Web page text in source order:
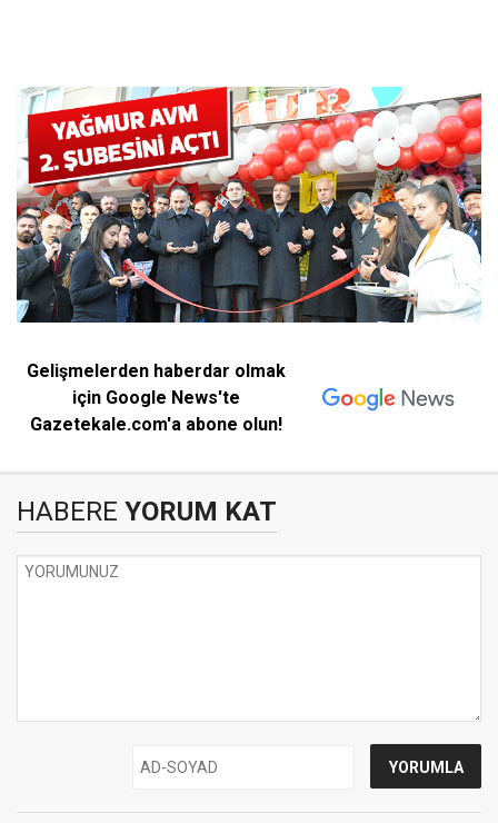
Gelişmelerden haberdar olmak
için Google News'te
Gazetekale.com'a abone olun!
HABERE YORUM KAT